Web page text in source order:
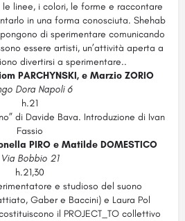
linee, i colori, le forme e raccontare
in una forma conosciuta. Shehab
di sperimentare comunicando
essere artisti, un’attività aperta a
divertirsi a sperimentare..
PARCHYNSKI, e Marzio ZORIO
Dora Napoli 6
h.21
di Davide Bava. Introduzione di Ivan
Fassio
PIRO e Matilde DOMESTICO
Via Bobbio 21
h.21,30
e studioso del suono
Gaber e Baccini) e Laura Pol
il PROJECT_TO collettivo